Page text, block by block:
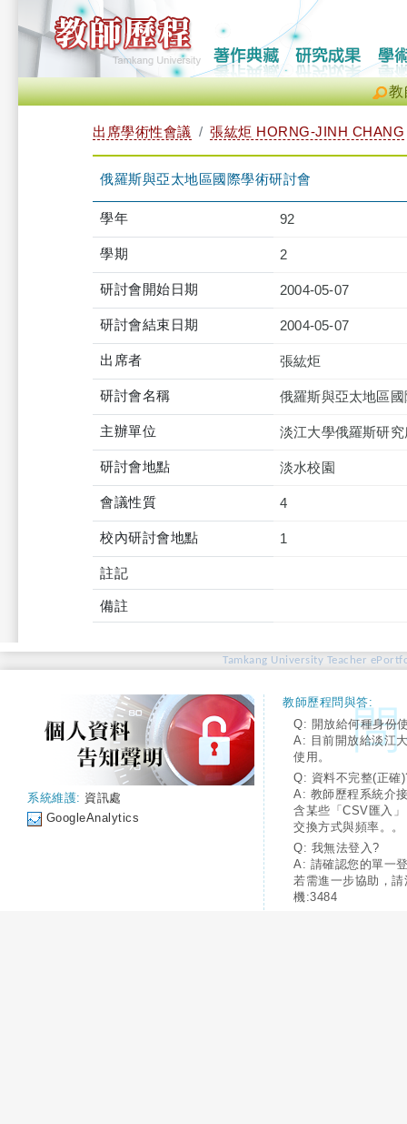
教
出席學術性會議 張紘炬 HORNG-JINH CHANG
俄羅斯與亞太地區國際學術研討會
學年 92
學期 2
研討會開始日期 2004-05-07
研討會結束日期 2004-05-07
出席者 張紘炬
研討會名稱 俄羅斯與亞太地區
主辦單位 淡江大學俄羅斯研究
研討會地點 淡水校園
會議性質 4
校內研討會地點 1
註記
備註
Tamkang University Teacher
系統維護: 資訊處
GoogleAnalytics
教師歷程問與答:
Q: 開放給何種身份
A: 目前開放給淡江
使用。
Q: 資料不完整(正確
A: 教師歷程系統介
含某些「CSV匯入
交換方式與頻率。。
Q: 我無法登入?
A: 請確認您的單一
若需進一步協助，
機:3484